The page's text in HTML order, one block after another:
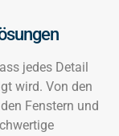
jedes Detail
wird. Von den
Fenstern und